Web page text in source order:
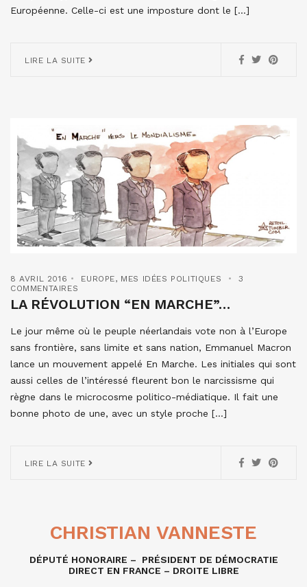
Européenne. Celle-ci est une imposture dont le […]
LIRE LA SUITE
8 AVRIL 2016 EUROPE, MES IDÉES POLITIQUES
3
COMMENTAIRES
LA RÉVOLUTION “EN MARCHE”…
Le jour même où le peuple néerlandais vote non à l’Europe
sans frontière, sans limite et sans nation, Emmanuel Macron
lance un mouvement appelé En Marche. Les initiales qui sont
aussi celles de l’intéressé fleurent bon le narcissisme qui
règne dans le microcosme politico-médiatique. Il fait une
bonne photo de une, avec un style proche […]
LIRE LA SUITE
CHRISTIAN VANNESTE
DÉPUTÉ HONORAIRE – PRÉSIDENT DE DÉMOCRATIE
DIRECT EN FRANCE – DROITE LIBRE